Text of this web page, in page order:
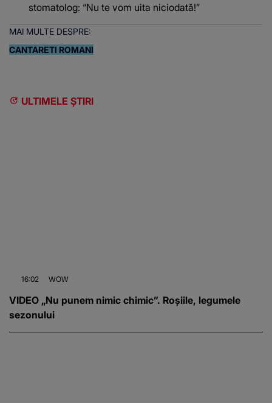
stomatolog: “Nu te vom uita niciodată!”
MAI MULTE DESPRE:
CANTARETI ROMANI
ULTIMELE ȘTIRI
16:02 WOW
VIDEO „Nu punem nimic chimic”. Roșiile, legumele
sezonului